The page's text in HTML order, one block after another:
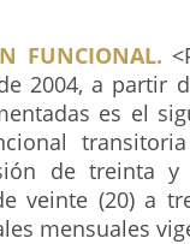
FUNCIONAL.
2004, a partir
es el
de treinta y
veinte (20) a
mensuales